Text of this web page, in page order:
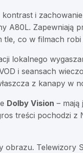
i
A80L.
tle, co w filmach
lokalnego
i seansach
z kanapy w
Dolby Vision – mają
treści pochodzi z
Telewizory